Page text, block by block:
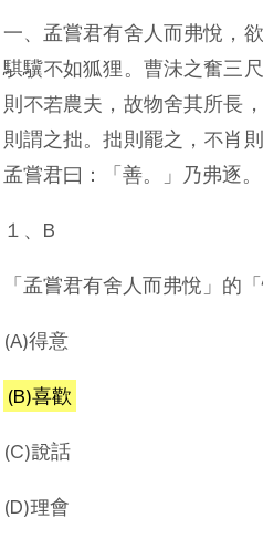
一、孟嘗君有舍人而弗悅，
騏驥不如狐狸。曹沬之奮三
則不若農夫，故物舍其所長
則謂之拙。拙則罷之，不肖
孟嘗君曰：「善。」乃弗逐。
１、B
「孟嘗君有舍人而弗悅」的
(A)得意
(B)喜歡
(C)說話
(D)理會